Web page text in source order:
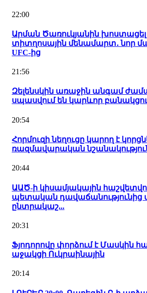
22:00
Արման Ծառուկյանին խոստացել
տիտղոսային մենամարտ․ նոր
UFC-ից
21:56
Զելենսկին առաջին անգամ
սպասվում են կարևոր
20:54
Հորմուզի նեղուցը կարող է
ռազմավարական
20:44
ԱԱԾ-ի կիսամյակային
պետական դավաճանությունից
ընտրակաշ...
20:31
Ֆյոդորովը փորձում է Մասկին
աջակցի Ուկրաինային
20:14